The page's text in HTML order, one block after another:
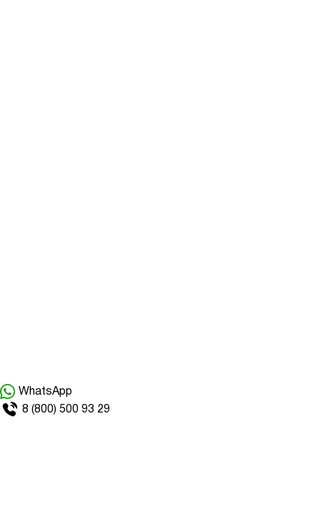
WhatsApp
8 (800) 500 93 29